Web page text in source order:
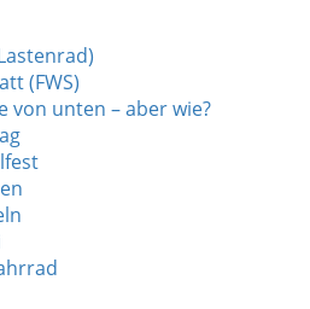
(FWS)
von unten – aber wie?